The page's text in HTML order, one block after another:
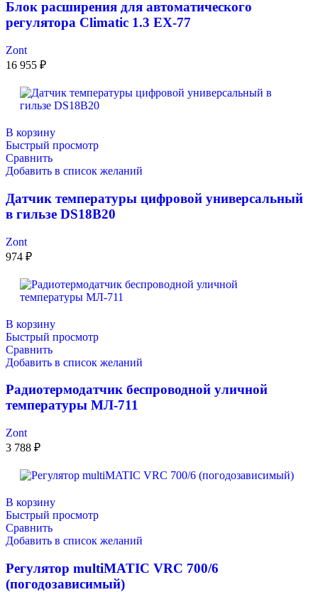
Блок расширения для автоматического
регулятора Climatic 1.3 EX-77
Zont
16 955 ₽
В корзину
Быстрый просмотр
Сравнить
Добавить в список желаний
Датчик температуры цифровой универсальный
в гильзе DS18B20
Zont
974 ₽
В корзину
Быстрый просмотр
Сравнить
Добавить в список желаний
Радиотермодатчик беспроводной уличной
температуры МЛ-711
Zont
3 788 ₽
В корзину
Быстрый просмотр
Сравнить
Добавить в список желаний
Регулятор multiMATIC VRC 700/6
(погодозависимый)